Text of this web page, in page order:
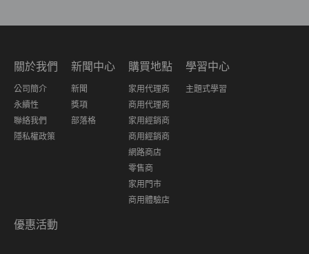
關於我們
公司簡介
永續性
聯絡我們
隱私權政策
新聞中心
新聞
獎項
部落格
購買地點
家用代理商
商用代理商
家用經銷商
商用經銷商
網路商店
零售商
家用門市
商用體驗店
學習中心
主題式學習
優惠活動